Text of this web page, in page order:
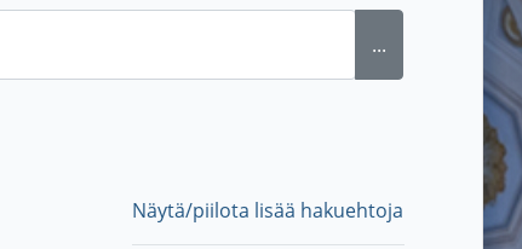
...
Näytä/piilota lisää hakuehtoja